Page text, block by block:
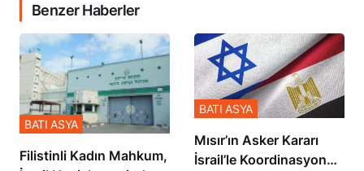
Benzer Haberler
Filistinli Kadın Mahkum,
BATI ASYA
Mısır’ın Asker Kararı
İsrail’le Koordinasyon
BATI ASYA